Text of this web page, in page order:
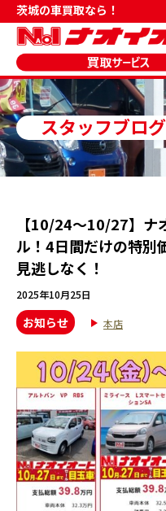
茨城の車買取なら！
スタッフブログ
【10/24～10/27】ナ
ル！4日間だけの特別
見逃しなく！
2025年10月25日
お知らせ 本店